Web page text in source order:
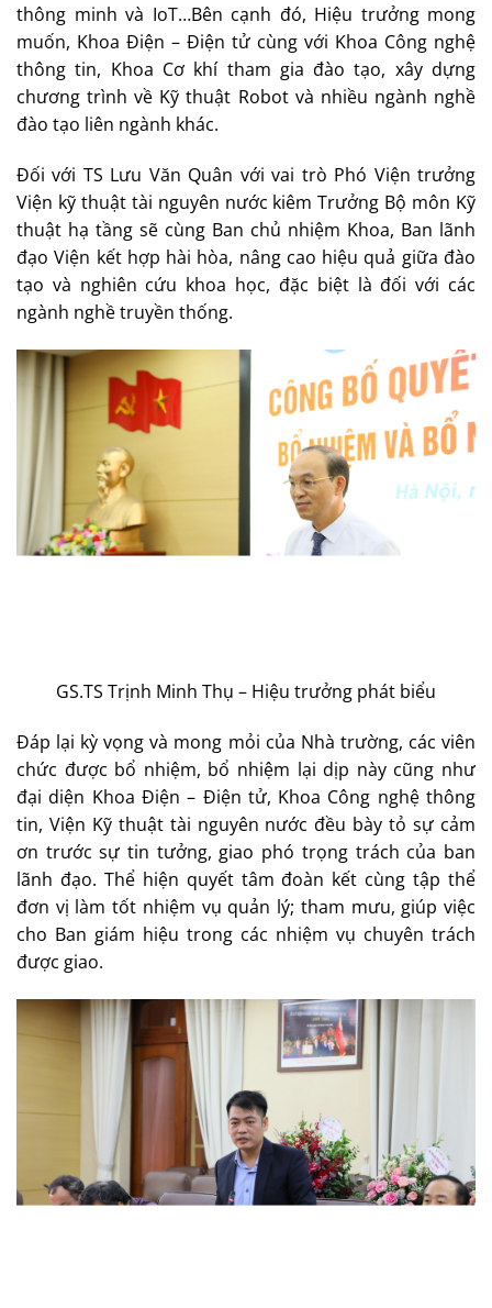
thông minh và IoT…Bên cạnh đó, Hiệu trưởng mong
muốn, Khoa Điện – Điện tử cùng với Khoa Công nghệ
thông tin, Khoa Cơ khí tham gia đào tạo, xây dựng
chương trình về Kỹ thuật Robot và nhiều ngành nghề
đào tạo liên ngành khác.
Đối với TS Lưu Văn Quân với vai trò Phó Viện trưởng
Viện kỹ thuật tài nguyên nước kiêm Trưởng Bộ môn Kỹ
thuật hạ tầng sẽ cùng Ban chủ nhiệm Khoa, Ban lãnh
đạo Viện kết hợp hài hòa, nâng cao hiệu quả giữa đào
tạo và nghiên cứu khoa học, đặc biệt là đối với các
ngành nghề truyền thống.
GS.TS Trịnh Minh Thụ – Hiệu trưởng phát biểu
Đáp lại kỳ vọng và mong mỏi của Nhà trường, các viên
chức được bổ nhiệm, bổ nhiệm lại dịp này cũng như
đại diện Khoa Điện – Điện tử, Khoa Công nghệ thông
tin, Viện Kỹ thuật tài nguyên nước đều bày tỏ sự cảm
ơn trước sự tin tưởng, giao phó trọng trách của ban
lãnh đạo. Thể hiện quyết tâm đoàn kết cùng tập thể
đơn vị làm tốt nhiệm vụ quản lý; tham mưu, giúp việc
cho Ban giám hiệu trong các nhiệm vụ chuyên trách
được giao.